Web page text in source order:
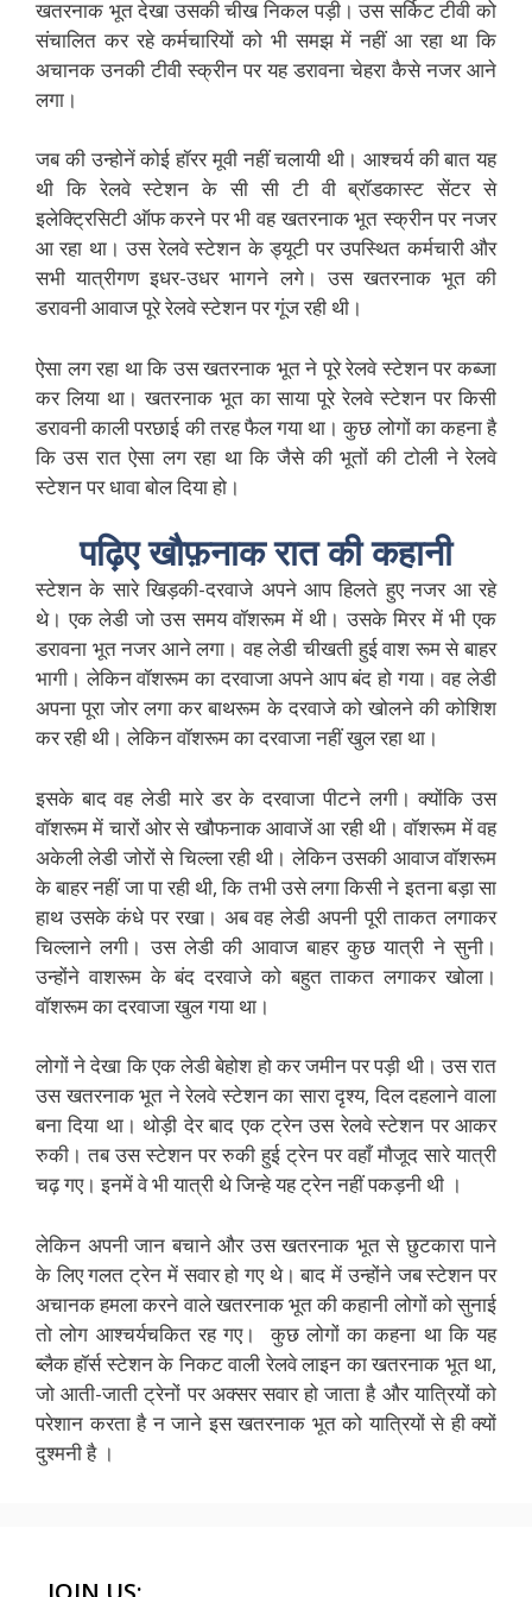
खतरनाक भूत देखा उसकी चीख निकल पड़ी। उस सर्किट टीवी को
संचालित कर रहे कर्मचारियों को भी समझ में नहीं आ रहा था कि
अचानक उनकी टीवी स्क्रीन पर यह डरावना चेहरा कैसे नजर आने
लगा।
जब की उन्होनें कोई हॉरर मूवी नहीं चलायी थी। आश्चर्य की बात यह
थी कि रेलवे स्टेशन के सी सी टी वी ब्रॉडकास्ट सेंटर से
इलेक्ट्रिसिटी ऑफ करने पर भी वह खतरनाक भूत स्क्रीन पर नजर
आ रहा था। उस रेलवे स्टेशन के ड्यूटी पर उपस्थित कर्मचारी और
सभी यात्रीगण इधर-उधर भागने लगे। उस खतरनाक भूत की
डरावनी आवाज पूरे रेलवे स्टेशन पर गूंज रही थी।
ऐसा लग रहा था कि उस खतरनाक भूत ने पूरे रेलवे स्टेशन पर कब्जा
कर लिया था। खतरनाक भूत का साया पूरे रेलवे स्टेशन पर किसी
डरावनी काली परछाई की तरह फैल गया था। कुछ लोगों का कहना है
कि उस रात ऐसा लग रहा था कि जैसे की भूतों की टोली ने रेलवे
स्टेशन पर धावा बोल दिया हो।
पढ़िए खौफ़नाक रात की कहानी
स्टेशन के सारे खिड़की-दरवाजे अपने आप हिलते हुए नजर आ रहे
थे। एक लेडी जो उस समय वॉशरूम में थी। उसके मिरर में भी एक
डरावना भूत नजर आने लगा। वह लेडी चीखती हुई वाश रूम से बाहर
भागी। लेकिन वॉशरूम का दरवाजा अपने आप बंद हो गया। वह लेडी
अपना पूरा जोर लगा कर बाथरूम के दरवाजे को खोलने की कोशिश
कर रही थी। लेकिन वॉशरूम का दरवाजा नहीं खुल रहा था।
इसके बाद वह लेडी मारे डर के दरवाजा पीटने लगी। क्योंकि उस
वॉशरूम में चारों ओर से खौफनाक आवाजें आ रही थी। वॉशरूम में वह
अकेली लेडी जोरों से चिल्ला रही थी। लेकिन उसकी आवाज वॉशरूम
के बाहर नहीं जा पा रही थी, कि तभी उसे लगा किसी ने इतना बड़ा सा
हाथ उसके कंधे पर रखा। अब वह लेडी अपनी पूरी ताकत लगाकर
चिल्लाने लगी। उस लेडी की आवाज बाहर कुछ यात्री ने सुनी।
उन्होंने वाशरूम के बंद दरवाजे को बहुत ताकत लगाकर खोला।
वॉशरूम का दरवाजा खुल गया था।
लोगों ने देखा कि एक लेडी बेहोश हो कर जमीन पर पड़ी थी। उस रात
उस खतरनाक भूत ने रेलवे स्टेशन का सारा दृश्य, दिल दहलाने वाला
बना दिया था। थोड़ी देर बाद एक ट्रेन उस रेलवे स्टेशन पर आकर
रुकी। तब उस स्टेशन पर रुकी हुई ट्रेन पर वहाँ मौजूद सारे यात्री
चढ़ गए। इनमें वे भी यात्री थे जिन्हे यह ट्रेन नहीं पकड़नी थी ।
लेकिन अपनी जान बचाने और उस खतरनाक भूत से छुटकारा पाने
के लिए गलत ट्रेन में सवार हो गए थे। बाद में उन्होंने जब स्टेशन पर
अचानक हमला करने वाले खतरनाक भूत की कहानी लोगों को सुनाई
तो लोग आश्चर्यचकित रह गए। कुछ लोगों का कहना था कि यह
ब्लैक हॉर्स स्टेशन के निकट वाली रेलवे लाइन का खतरनाक भूत था,
जो आती-जाती ट्रेनों पर अक्सर सवार हो जाता है और यात्रियों को
परेशान करता है न जाने इस खतरनाक भूत को यात्रियों से ही क्यों
दुश्मनी है ।